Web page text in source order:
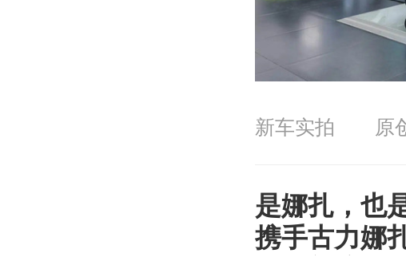
新车实拍 原
是娜扎，也
携手古力娜